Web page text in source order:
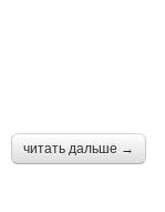
читать дальше →